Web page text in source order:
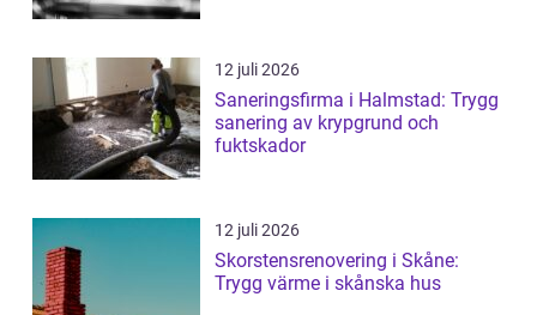
12 juli 2026
Saneringsfirma i Halmstad: Trygg
sanering av krypgrund och
fuktskador
12 juli 2026
Skorstensrenovering i Skåne:
Trygg värme i skånska hus